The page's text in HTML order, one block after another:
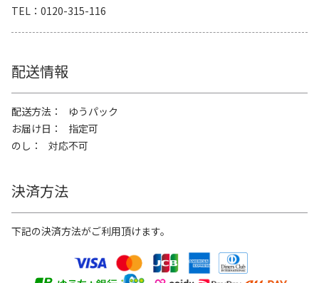
TEL
0120-315-116
配送情報
配送方法
ゆうパック
お届け日
指定可
のし
対応不可
決済方法
下記の決済方法がご利用頂けます。